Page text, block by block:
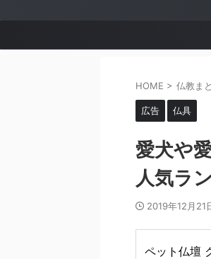
HOME > 仏教ま
広告 仏具
愛犬や
人気ラ
2019年12月21
ペット仏壇